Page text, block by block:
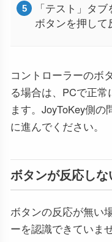
「テスト」タ
ボタンを押して
コントローラーのボ
る場合は、PCで正
ます。JoyToKey側
に進んでください。
ボタンが反応し
ボタンの反応が無い
ーを認識できていま